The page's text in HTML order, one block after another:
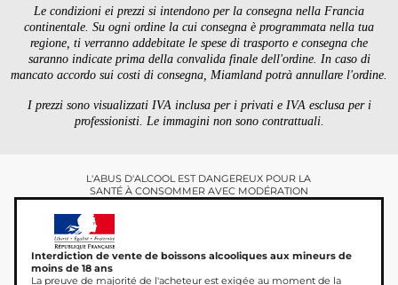
Le condizioni ei prezzi si intendono per la consegna nella Francia
continentale. Su ogni ordine la cui consegna è programmata nella tua
regione, ti verranno addebitate le spese di trasporto e consegna che
saranno indicate prima della convalida finale dell'ordine. In caso di
mancato accordo sui costi di consegna, Miamland potrà annullare l'ordine.
I prezzi sono visualizzati IVA inclusa per i privati ​​e IVA esclusa per i
professionisti. Le immagini non sono contrattuali.
L'ABUS D'ALCOOL EST DANGEREUX POUR LA
SANTÉ À CONSOMMER AVEC MODÉRATION
Interdiction de vente de boissons alcooliques aux mineurs de
moins de 18 ans
La preuve de majorité de l'acheteur est exigée au moment de la